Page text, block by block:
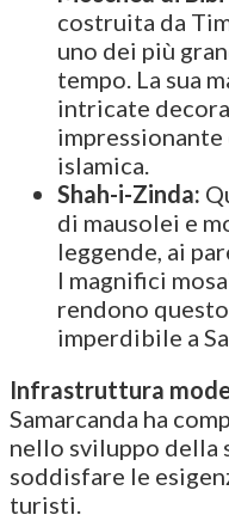
costruita da
uno dei più
tempo. La sua
intricate
islamica.
Shah-i-Zinda:
di mausolei e
leggende, ai
I magnifici
rendono
imperdibile a
Infrastruttura
Samarcanda ha
nello sviluppo della
soddisfare le
turisti.